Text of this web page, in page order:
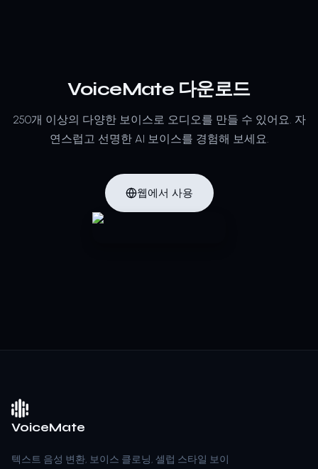
VoiceMate 다운로드
250개 이상의 다양한 보이스로 오디오를 만들 수 있어요. 자
연스럽고 선명한 AI 보이스를 경험해 보세요.
웹에서 사용
VoiceMate
텍스트 음성 변환, 보이스 클로닝, 셀럽 스타일 보이